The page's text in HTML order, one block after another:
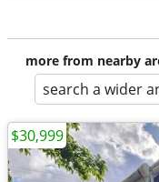
more from nearby
search a wider
$30,999